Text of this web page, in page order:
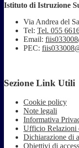
Istituto di Istruzione
Via Andrea del
Tel: Tel. 055
Email:
PEC:
Sezione Link Utili
Cookie policy
Note legali
Informativa
Ufficio Relazioni
Dichiarazione di
Obiettivi di